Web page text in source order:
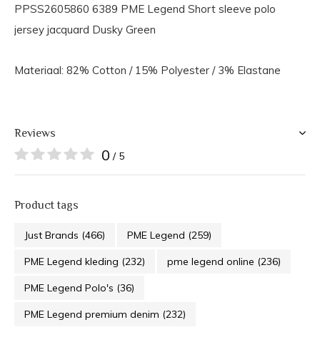
PPSS2605860 6389 PME Legend Short sleeve polo
jersey jacquard Dusky Green
Materiaal: 82% Cotton / 15% Polyester / 3% Elastane
Reviews
0 / 5
Product tags
Just Brands (466) PME Legend (259)
PME Legend kleding (232) pme legend online (236)
PME Legend Polo's (36)
PME Legend premium denim (232)